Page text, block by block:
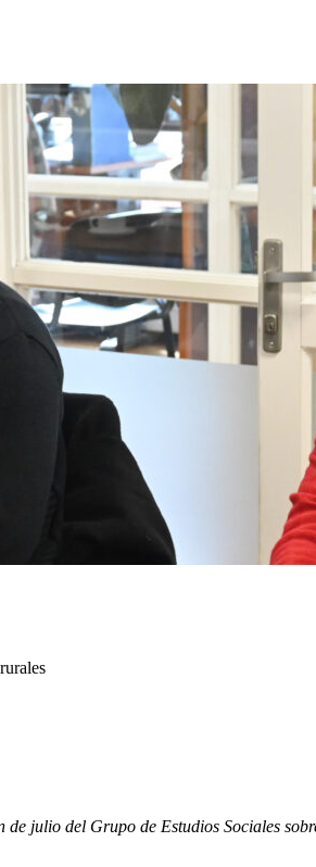
julio del Grupo de Estudios Sociales